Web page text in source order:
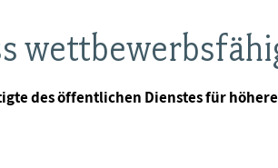
des öffentlichen Dienstes für